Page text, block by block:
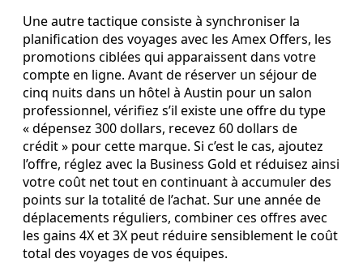
Une autre tactique consiste à synchroniser la
planification des voyages avec les Amex Offers, les
promotions ciblées qui apparaissent dans votre
compte en ligne. Avant de réserver un séjour de
cinq nuits dans un hôtel à Austin pour un salon
professionnel, vérifiez s’il existe une offre du type
« dépensez 300 dollars, recevez 60 dollars de
crédit » pour cette marque. Si c’est le cas, ajoutez
l’offre, réglez avec la Business Gold et réduisez ainsi
votre coût net tout en continuant à accumuler des
points sur la totalité de l’achat. Sur une année de
déplacements réguliers, combiner ces offres avec
les gains 4X et 3X peut réduire sensiblement le coût
total des voyages de vos équipes.